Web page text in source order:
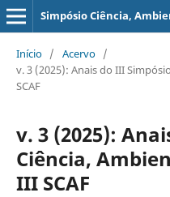
Simpósio Ciência,
Início / Acervo /
v. 3 (2025): Anais do III
SCAF
v. 3 (2025):
Ciência,
III SCAF